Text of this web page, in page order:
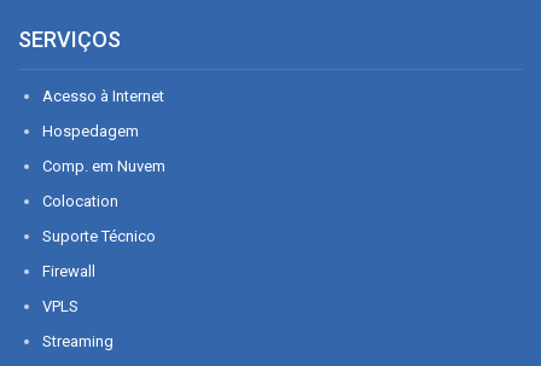
SERVIÇOS
Acesso à Internet
Hospedagem
Comp. em Nuvem
Colocation
Suporte Técnico
Firewall
VPLS
Streaming